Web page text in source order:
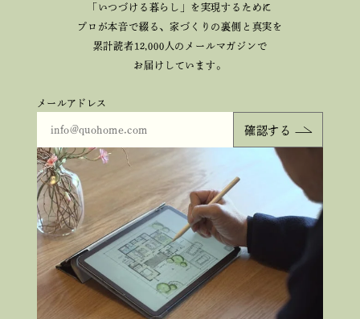
「いつづける暮らし」を実現するために
プロが本音で綴る、家づくりの裏側と真実を
累計読者12,000人のメールマガジンで
お届けしています。
メールアドレス